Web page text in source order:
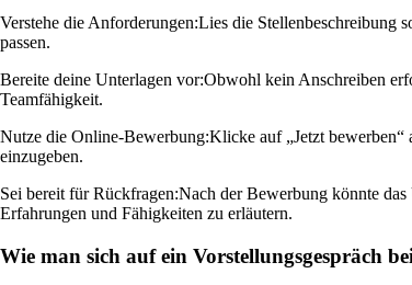
Verstehe die Anforderungen:Lies die Stellenbeschreibung
passen.
Bereite deine Unterlagen vor:Obwohl kein Anschreiben
Teamfähigkeit.
Nutze die Online-Bewerbung:Klicke auf „Jetzt
einzugeben.
Sei bereit für Rückfragen:Nach der Bewerbung könnte
Erfahrungen und Fähigkeiten zu erläutern.
Wie man sich auf ein Vorstellungsgespräch